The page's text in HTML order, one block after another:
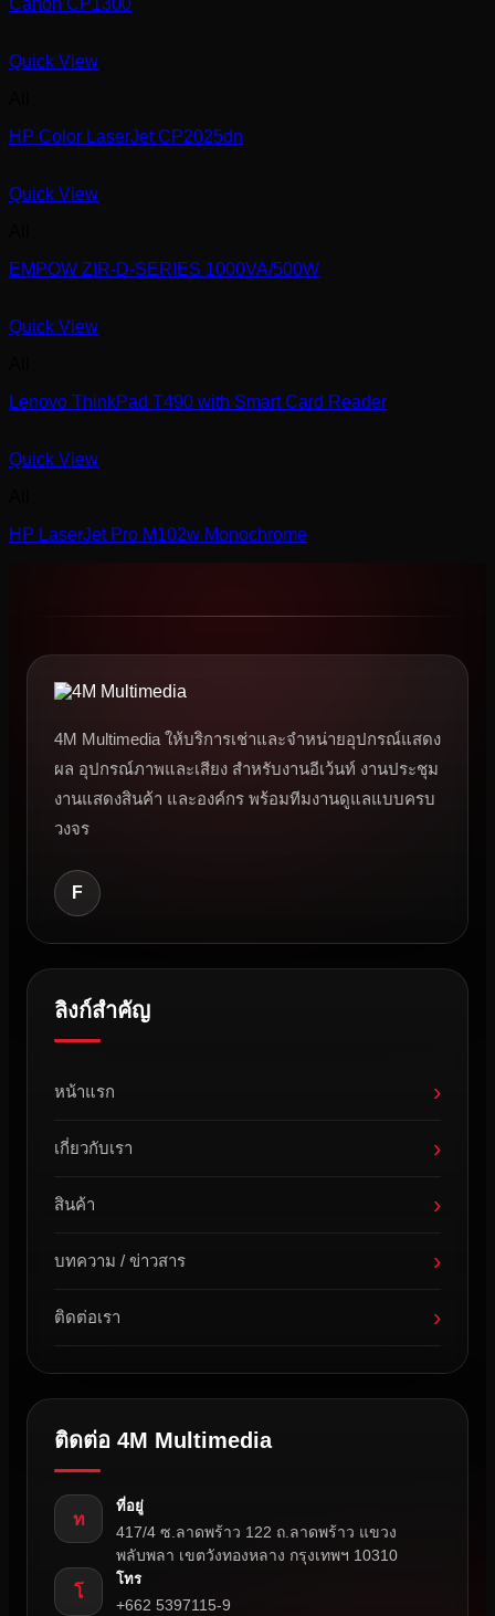
Canon CP1300
Quick View
HP Color LaserJet CP2025dn
Quick View
EMPOW ZIR-D-SERIES 1000VA/500W
Quick View
Lenovo ThinkPad T490 with Smart Card Reader
Quick View
HP LaserJet Pro M102w Monochrome
4M Multimedia ให้บริการเช่าและจำหน่ายอุปกรณ์แสดง
ผล อุปกรณ์ภาพและเสียง สำหรับงานอีเว้นท์ งานประชุม
งานแสดงสินค้า และองค์กร พร้อมทีมงานดูแลแบบครบ
วงจร
F
ลิงก์สำคัญ
หน้าแรก ›
เกี่ยวกับเรา ›
สินค้า ›
บทความ / ข่าวสาร ›
ติดต่อเรา ›
ติดต่อ 4M Multimedia
ท
ที่อยู่
417/4 ซ.ลาดพร้าว 122 ถ.ลาดพร้าว แขวง
พลับพลา เขตวังทองหลาง กรุงเทพฯ 10310
โ
โทร
+662 5397115-9